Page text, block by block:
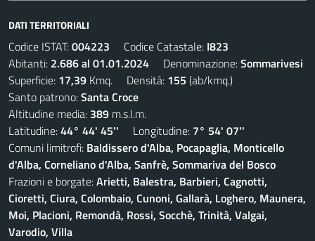
DATI TERRITORIALI
Codice ISTAT:004223 Codice Catastale: I823
Abitanti: 2.686 al 01.01.2024 Denominazione:Sommarivesi
Superficie: 17,39 Kmq. Densità: 155 (ab/kmq.)
Santo patrono:Santa Croce
Altitudine media: 389 m.s.l.m.
Latitudine:44° 44' 45'' Longitudine: 7° 54' 07''
Comuni limitrofi: Baldissero d'Alba, Pocapaglia, Monticello
d'Alba, Corneliano d'Alba, Sanfrè, Sommariva del Bosco
Frazioni e borgate:Arietti, Balestra, Barbieri, Cagnotti,
Cioretti, Ciura, Colombaio, Cunoni, Gallarà, Loghero, Maunera,
Moi, Placioni, Remondà, Rossi, Socchè, Trinità, Valgai,
Varodio, Villa